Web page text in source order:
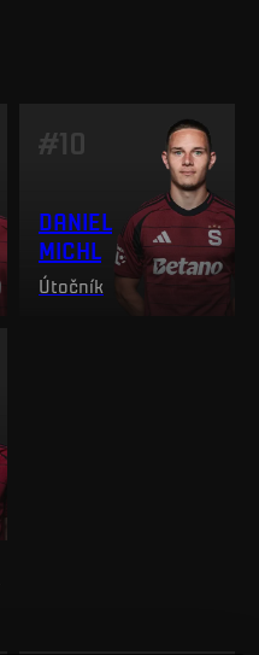
#10
DANIEL
MICHL
Útočník